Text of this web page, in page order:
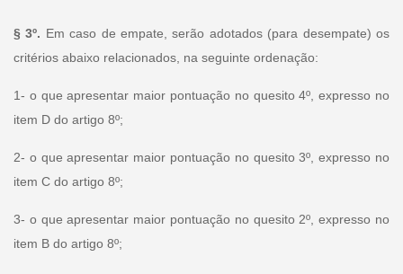
§ 3º. Em caso de empate, serão adotados (para desempate) os
critérios abaixo relacionados, na seguinte ordenação:
1- o que apresentar maior pontuação no quesito 4º, expresso no
item D do artigo 8º;
2- o que apresentar maior pontuação no quesito 3º, expresso no
item C do artigo 8º;
3- o que apresentar maior pontuação no quesito 2º, expresso no
item B do artigo 8º;